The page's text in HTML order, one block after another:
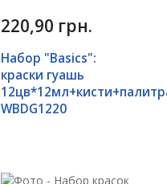
220,90 грн.
Набор "Basics":
краски гуашь
WBDG1220